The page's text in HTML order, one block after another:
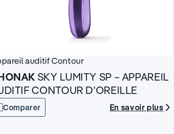
auditifContour
SKY LUMITY SP – APPAREIL
CONTOUR D’OREILLE
Comparer En savoir plus